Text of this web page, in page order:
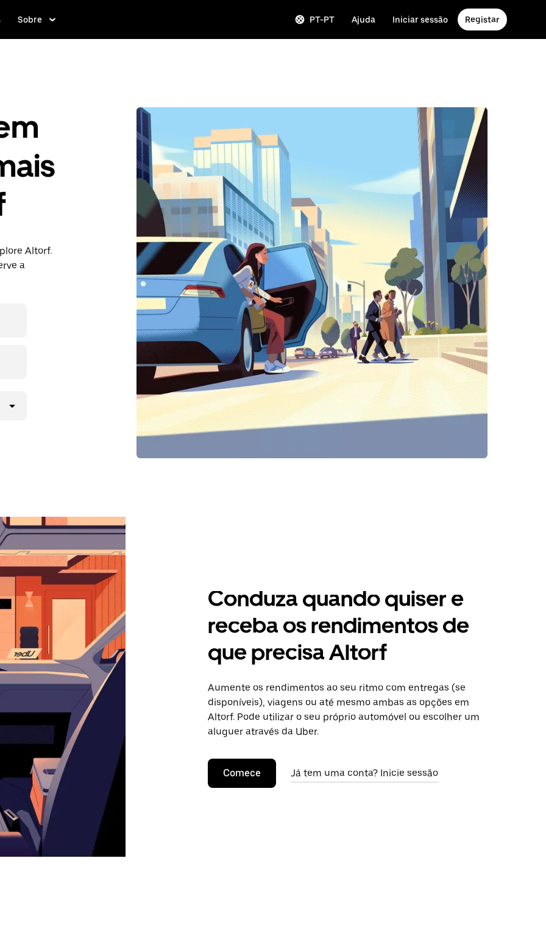
Sobre PT-PT Ajuda Iniciar sessão Registar
Altorf.
a
Conduza quando quiser e
receba os rendimentos de
que precisa Altorf
Aumente os rendimentos ao seu ritmo com entregas (se
disponíveis), viagens ou até mesmo ambas as opções em
Altorf. Pode utilizar o seu próprio automóvel ou escolher um
aluguer através da Uber.
Comece Já tem uma conta? Inicie sessão